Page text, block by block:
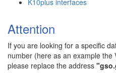
K10plus interfaces
Attention
If you are looking for a specific
number (here as an example the
please replace the address